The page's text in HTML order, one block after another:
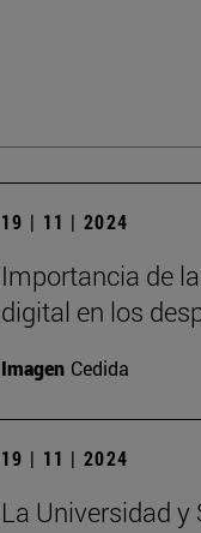
19 | 11 | 2024
Importancia de
digital en los
Imagen Cedida
19 | 11 | 2024
La Universidad